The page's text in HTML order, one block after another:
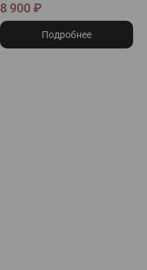
8 900 ₽
Подробнее